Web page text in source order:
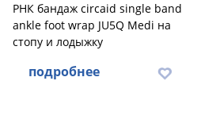
РНК бандаж circaid single band
ankle foot wrap JU5Q Medi на
стопу и лодыжку
подробнее